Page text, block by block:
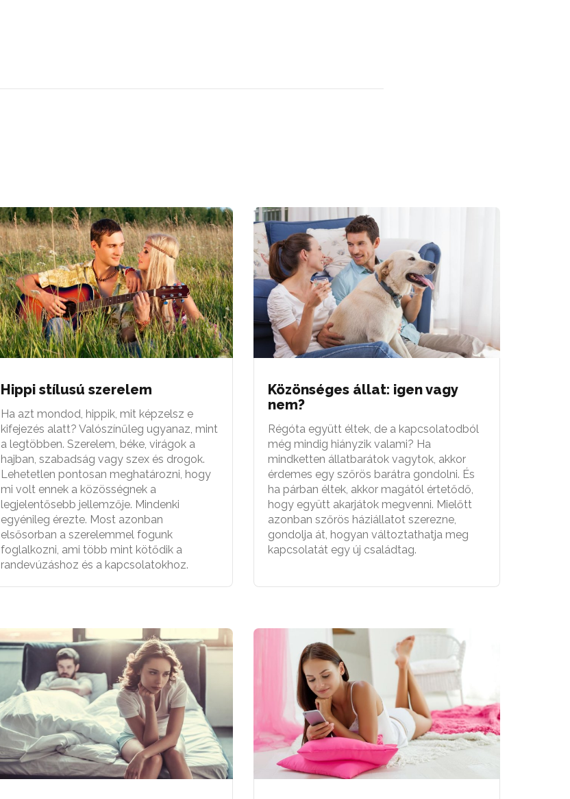
Hippi stílusú szerelem
Ha azt mondod, hippik, mit képzelsz e
kifejezés alatt? Valószínűleg ugyanaz, mint
a legtöbben. Szerelem, béke, virágok a
hajban, szabadság vagy szex és drogok.
Lehetetlen pontosan meghatározni, hogy
mi volt ennek a közösségnek a
legjelentősebb jellemzője. Mindenki
egyénileg érezte. Most azonban
elsősorban a szerelemmel fogunk
foglalkozni, ami több mint kötődik a
randevúzáshoz és a kapcsolatokhoz.
Közönséges állat: igen vagy
nem?
Régóta együtt éltek, de a kapcsolatodból
még mindig hiányzik valami? Ha
mindketten állatbarátok vagytok, akkor
érdemes egy szőrös barátra gondolni. És
ha párban éltek, akkor magától értetődő,
hogy együtt akarjátok megvenni. Mielőtt
azonban szőrös háziállatot szerezne,
gondolja át, hogyan változtathatja meg
kapcsolatát egy új családtag.